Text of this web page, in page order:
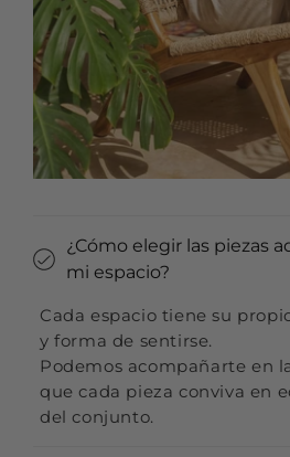
¿Cómo elegir las piezas
mi espacio?
Cada espacio tiene su
y forma de sentirse.
Podemos acompañarte en
que cada pieza conviva en
del conjunto.